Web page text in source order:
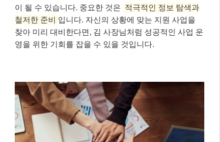
이 될 수 있습니다. 중요한 것은 적극적인 정보 탐색과
철저한 준비
입니다. 자신의 상황에 맞는 지원 사업을
찾아 미리 대비한다면, 김 사장님처럼 성공적인 사업 운
영을 위한 기회를 잡을 수 있을 것입니다.